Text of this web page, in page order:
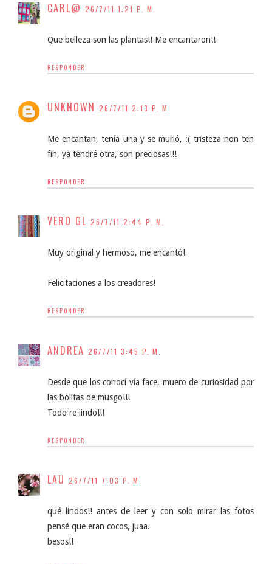
CARL@ 26/7/11 1:21 P. M.
Que belleza son las plantas!! Me encantaron!!
RESPONDER
UNKNOWN 26/7/11 2:13 P. M.
Me encantan, tenía una y se murió, :( tristeza non ten
fin, ya tendré otra, son preciosas!!!
RESPONDER
VERO GL 26/7/11 2:44 P. M.
Muy original y hermoso, me encantó!
Felicitaciones a los creadores!
RESPONDER
ANDREA 26/7/11 3:45 P. M.
Desde que los conocí vía face, muero de curiosidad por
las bolitas de musgo!!!
Todo re lindo!!!
RESPONDER
LAU 26/7/11 7:03 P. M.
qué lindos!! antes de leer y con solo mirar las fotos
pensé que eran cocos, juaa.
besos!!